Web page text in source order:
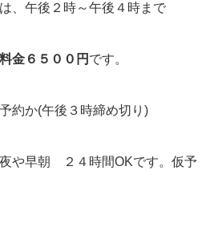
午後２時～午後４時まで
金６５００円 です。
約か(午後３時締め切り)
や早朝 ２４時間OKです。仮予